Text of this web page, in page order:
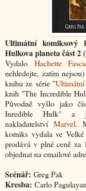
Ultimátní
Hulkova planeta část
Vydalo Hachette
nehledejte, zatím
knihu ze série "
knih "The Incredible
Původně vyšlo jako
Inredible Hulk" a
nakladatelství Marvel.
komiks vydala ve
prodává v plné ceně za
objednat na emailové
Scénář: Greg Pak
Kresba: Carlo